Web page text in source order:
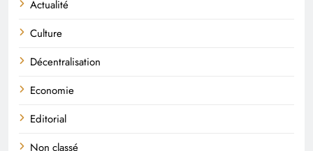
Actualité
Culture
Décentralisation
Economie
Editorial
Non classé